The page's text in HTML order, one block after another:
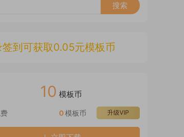
签到可获取0.05元模板币
10 模板币
升级VIP
0模板币